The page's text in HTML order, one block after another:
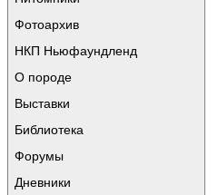
Фотоархив
НКП Ньюфаундленд
О породе
Выставки
Библиотека
Форумы
Дневники